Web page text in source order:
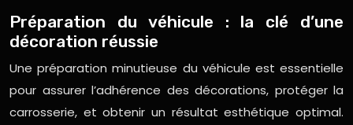
Préparation du véhicule : la clé d’une
décoration réussie
Une préparation minutieuse du véhicule est essentielle
pour assurer l’adhérence des décorations, protéger la
carrosserie, et obtenir un résultat esthétique optimal.